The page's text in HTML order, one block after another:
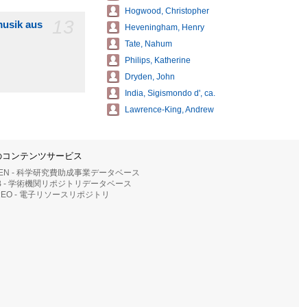
aus
Hogwood, Christopher
Heveningham, Henry
Tate, Nahum
Philips, Katherine
Dryden, John
India, Sigismondo d', ca.
Lawrence-King, Andrew
コンテンツサービス
- 科学研究費助成事業データベース
- 学術機関リポジトリデータベース
- 電子リソースリポジトリ